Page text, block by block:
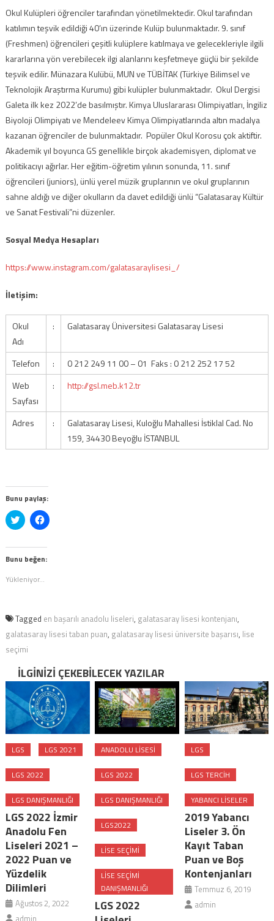
Okul Kulüpleri öğrenciler tarafından yönetilmektedir. Okul tarafından
katılımın teşvik edildiği 40’ın üzerinde Kulüp bulunmaktadır. 9. sınıf
(Freshmen) öğrencileri çeşitli kulüplere katılmaya ve gelecekleriyle ilgili
kararlarına yön verebilecek ilgi alanlarını keşfetmeye güçlü bir şekilde
teşvik edilir.Münazara Kulübü, MUN ve TÜBİTAK (Türkiye Bilimsel ve
Teknolojik Araştırma Kurumu) gibi kulüpler bulunmaktadır. Okul Dergisi
Galeta ilk kez 2022’de basılmıştır.Kimya Uluslararası Olimpiyatları, İngiliz
Biyoloji Olimpiyatı ve Mendeleev Kimya Olimpiyatlarında altın madalya
kazanan öğrenciler de bulunmaktadır. Popüler Okul Korosu çok aktiftir.
Akademik yıl boyunca GS genellikle birçok akademisyen, diplomat ve
politikacıyı ağırlar.Her eğitim-öğretim yılının sonunda, 11. sınıf
öğrencileri (juniors), ünlü yerel müzik gruplarının ve okul gruplarının
sahne aldığı ve diğer okulların da davet edildiği ünlü “Galatasaray Kültür
ve Sanat Festivali”ni düzenler.
Sosyal Medya Hesapları
https://www.instagram.com/galatasaraylisesi_/
İletişim:
Okul
Adı
: Galatasaray Üniversitesi Galatasaray Lisesi
Telefon :
0 212 249 11 00 – 01 Faks : 0 212 252 17 52
Web
Sayfası
: http://gsl.meb.k12.tr
Adres :
Galatasaray Lisesi, Kuloğlu Mahallesi İstiklal Cad. No
159, 34430 Beyoğlu İSTANBUL
Bunu paylaş:
Twitter
üzerinde
tıklayın
(Yeni
pencerede
Facebook'ta
paylaşmak
(Yeni
pencerede
Bunu beğen:
Yükleniyor...
Tagged en başarılı anadolu liseleri, galatasaray lisesi kontenjanı,
galatasaray lisesi taban puan, galatasaray lisesi üniversite başarısı, lise
seçimi
İLGINIZI ÇEKEBILECEK YAZILAR
LGS LGS 2021
LGS 2022
LGS DANIŞMANLIĞI
LGS 2022 İzmir
Anadolu Fen
Liseleri 2021 –
2022 Puan ve
Yüzdelik
Dilimleri
Ağustos 2, 2022
admin
ANADOLU LISESI
LGS 2022
LGS DANIŞMANLIĞI
LGS2022
LISE SEÇIMI
LISE SEÇIMI
DANIŞMANLIĞI
LGS 2022
LGS
LGS TERCIH
YABANCI LISELER
2019 Yabancı
Liseler 3. Ön
Kayıt Taban
Puan ve Boş
Kontenjanları
Temmuz 6, 2019
admin